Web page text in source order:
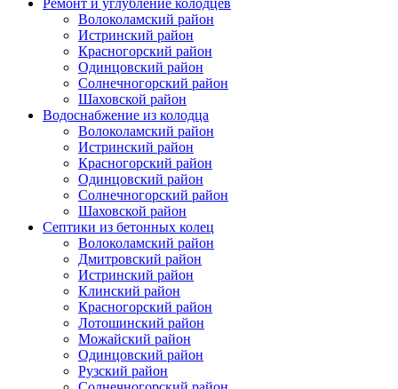
Ремонт и углубление колодцев
Волоколамский район
Истринский район
Красногорский район
Одинцовский район
Солнечногорский район
Шаховской район
Водоснабжение из колодца
Волоколамский район
Истринский район
Красногорский район
Одинцовский район
Солнечногорский район
Шаховской район
Септики из бетонных колец
Волоколамский район
Дмитровский район
Истринский район
Клинский район
Красногорский район
Лотошинский район
Можайский район
Одинцовский район
Рузский район